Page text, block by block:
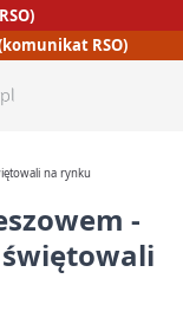
RSO)
na rynku
-